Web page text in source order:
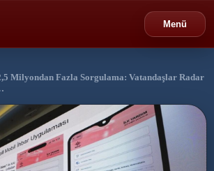
Menü
›
Milyondan Fazla Sorgulama: Vatandaşlar Radar